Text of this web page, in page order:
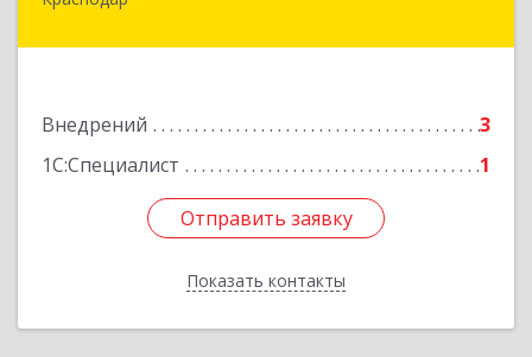
Внедрений
3
1С:Специалист
1
Отправить заявку
Показать контакты
Отправить заявку
Назад